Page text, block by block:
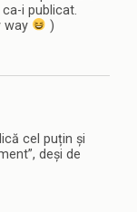
i publicat.
way
)
cel puțin și
deși de